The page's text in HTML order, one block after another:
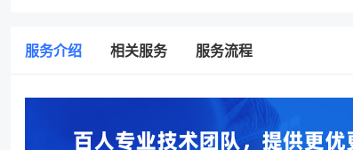
服务介绍 相关服务 服务流程